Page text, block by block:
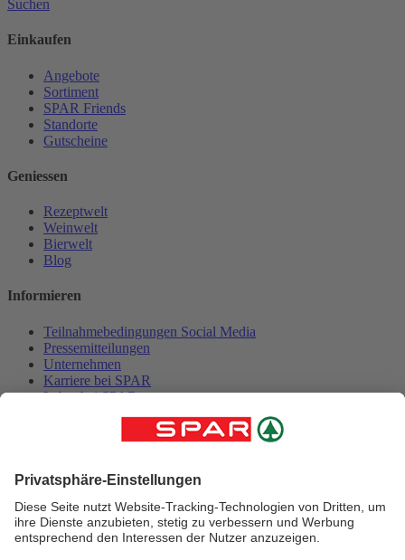
Suchen
Einkaufen
Angebote
Sortiment
SPAR Friends
Standorte
Gutscheine
Geniessen
Rezeptwelt
Weinwelt
Bierwelt
Blog
Informieren
Teilnahmebedingungen Social Media
Pressemitteilungen
Unternehmen
Karriere bei SPAR
Lehre bei SPAR